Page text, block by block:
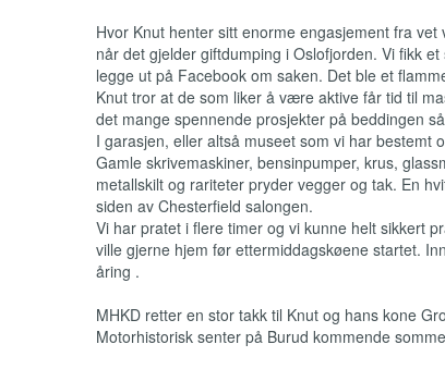
Hvor Knut henter sitt enorme engasjement fra
når det gjelder giftdumping i Oslofjorden. Vi fikk
legge ut på Facebook om saken. Det ble et
Knut tror at de som liker å være aktive får tid til
det mange spennende prosjekter på beddingen
I garasjen, eller altså museet som vi har
Gamle skrivemaskiner, bensinpumper, krus,
metallskilt og rariteter pryder vegger og tak. En
siden av Chesterfield salongen.
Vi har pratet i flere timer og vi kunne helt sikkert
ville gjerne hjem før ettermiddagskøene startet.
åring .
MHKD retter en stor takk til Knut og hans kone
Motorhistorisk senter på Burud kommende